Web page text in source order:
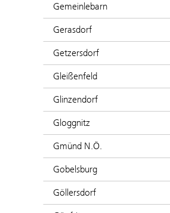
Gemeinlebarn
Gerasdorf
Getzersdorf
Gleißenfeld
Glinzendorf
Gloggnitz
Gmünd N.Ö.
Gobelsburg
Göllersdorf